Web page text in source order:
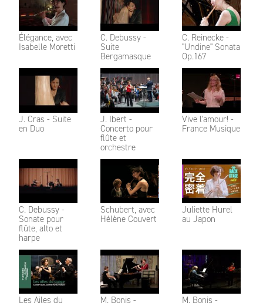
Élégance, avec
Isabelle Moretti
C. Debussy -
Suite
Bergamasque
C. Reinecke -
"Undine" Sonata
Op.167
J. Cras - Suite
en Duo
J. Ibert -
Concerto pour
flûte et
orchestre
Vive l'amour! -
France Musique
C. Debussy -
Sonate pour
flûte, alto et
harpe
Schubert, avec
Hélène Couvert
Juliette Hurel
au Japon
Les Ailes du
M. Bonis -
M. Bonis -